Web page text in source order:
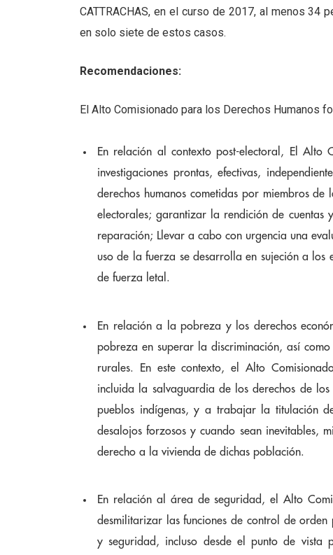
CATTRACHAS, en el curso de 2017, al menos 34
en solo siete de estos casos.
Recomendaciones:
El Alto Comisionado para los Derechos Humanos
En relación al contexto post-electoral, El
investigaciones prontas, efectivas,
derechos humanos cometidas por miembros
electorales; garantizar la rendición de cuentas
reparación; Llevar a cabo con urgencia una
uso de la fuerza se desarrolla en sujeción a
de fuerza letal.
En relación a la pobreza y los derechos
pobreza en superar la discriminación, así
rurales. En este contexto, el Alto
incluida la salvaguardia de los derechos de
pueblos indígenas, y a trabajar la titulación
desalojos forzosos y cuando sean inevitables,
derecho a la vivienda de dichas población.
En relación al área de seguridad, el Alto
desmilitarizar las funciones de control de
y seguridad, incluso desde el punto de vista